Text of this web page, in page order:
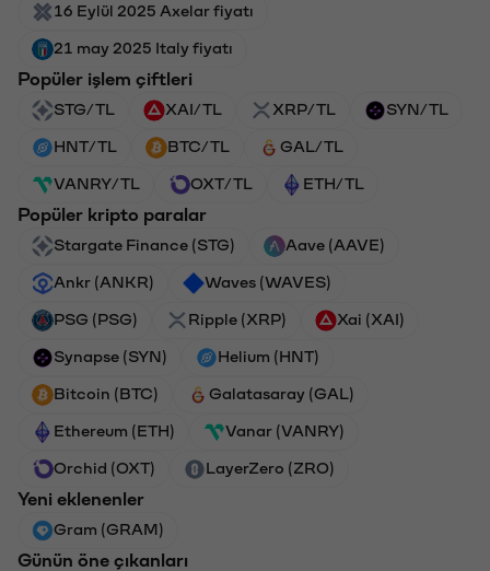
16 Eylül 2025 Axelar fiyatı
21 may 2025 Italy fiyatı
Popüler işlem çiftleri
STG/TL XAI/TL XRP/TL SYN/TL
HNT/TL BTC/TL GAL/TL
VANRY/TL OXT/TL ETH/TL
Popüler kripto paralar
Stargate Finance (STG) Aave (AAVE)
Ankr (ANKR) Waves (WAVES)
PSG (PSG) Ripple (XRP) Xai (XAI)
Synapse (SYN) Helium (HNT)
Bitcoin (BTC) Galatasaray (GAL)
Ethereum (ETH) Vanar (VANRY)
Orchid (OXT) LayerZero (ZRO)
Yeni eklenenler
Gram (GRAM)
Günün öne çıkanları